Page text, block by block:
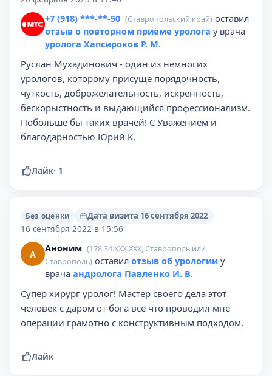
+7 (918) ***-**-50 (Ставропольский край) оставил
отзыв о повторном приёме уролога у врача
уролога Хапсироков Р. М.
Руслан Мухадинович - один из немногих
урологов, которому присуще порядочность,
чуткость, доброжелательность, искренность,
бескорыстность и выдающийся профессионализм.
Побольше бы таких врачей! С Уважением и
благодарностью Юрий К.
Лайк· 1
Без оценки
Дата визита 16 сентября 2022
16 сентября 2022 в 15:56
А Аноним (178.34.XXX.XXX, Ставрополь или
Ставрополь) оставил отзыв об урологии у
врача андролога Павленко И. В.
Супер хирург уролог! Мастер своего дела этот
человек с даром от бога все что проводил мне
операции грамотно с конструктивным подходом.
Лайк